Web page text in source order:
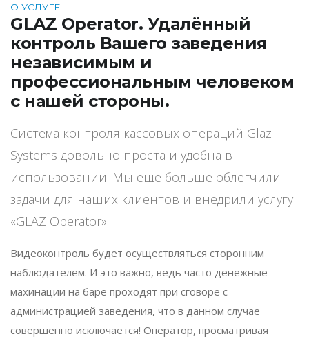
О УСЛУГЕ
GLAZ Operator. Удалённый
контроль Вашего заведения
независимым и
профессиональным человеком
с нашей стороны.
Система контроля кассовых операций Glaz
Systems довольно проста и удобна в
использовании. Мы ещё больше облегчили
задачи для наших клиентов и внедрили услугу
«GLAZ Operator».
Видеоконтроль будет осуществляться сторонним
наблюдателем. И это важно, ведь часто денежные
махинации на баре проходят при сговоре с
администрацией заведения, что в данном случае
совершенно исключается! Оператор, просматривая